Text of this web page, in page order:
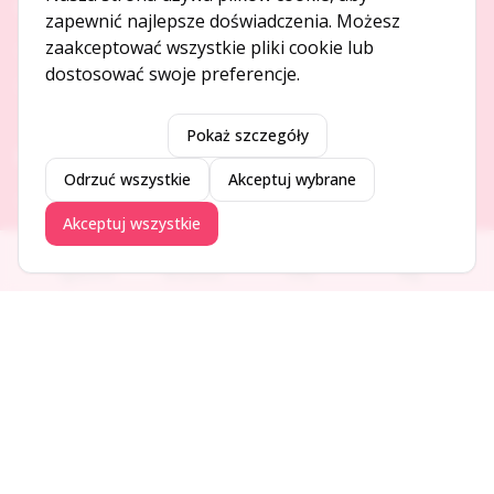
O NAS
O serwisie
Kontakt
DODAJ I PROMUJ
Dodaj ogłoszenie
Dodaj firmę
Promuj ogłoszenie
Ogłoszenia Aktualności Firmy Blog
zapewnić najlepsze doświadczenia. Możesz
zaakceptować wszystkie pliki cookie lub
dostosować swoje preferencje.
Pokaż szczegóły
Odrzuć wszystkie Akceptuj wybrane
Akceptuj wszystkie